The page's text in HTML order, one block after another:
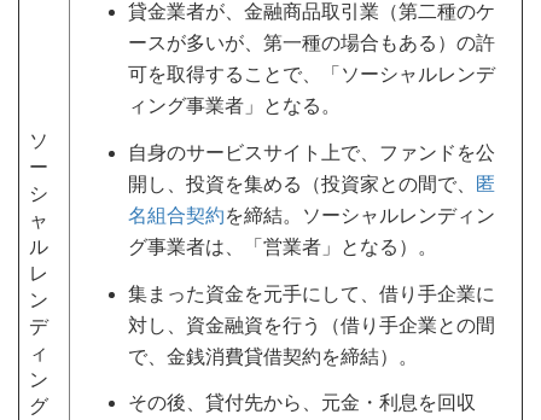
ソ
ー
シ
ャ
ル
レ
ン
デ
ィ
ン
グ
貸金業者が、金融商品取引業（第二種のケ
ースが多いが、第一種の場合もある）の許
可を取得することで、「ソーシャルレンデ
ィング事業者」となる。
自身のサービスサイト上で、ファンドを公
開し、投資を集める（投資家との間で、
匿
名組合契約を締結。ソーシャルレンディン
グ事業者は、「営業者」となる）。
集まった資金を元手にして、借り手企業に
対し、資金融資を行う（借り手企業との間
で、金銭消費貸借契約を締結）。
その後、貸付先から、元金・利息を回収